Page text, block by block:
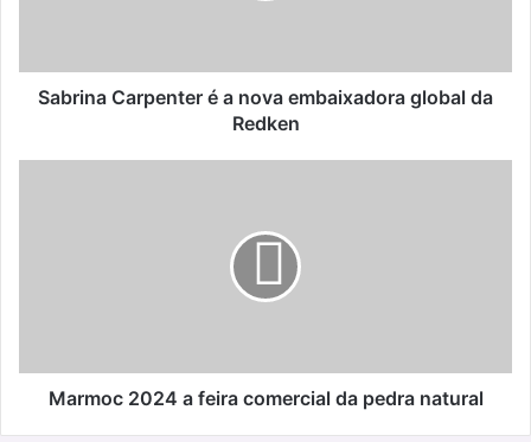
Redken
Sabrina Carpenter é a nova embaixadora global da
Redken
Marmoc 2024 a feira comercial da pedra natural